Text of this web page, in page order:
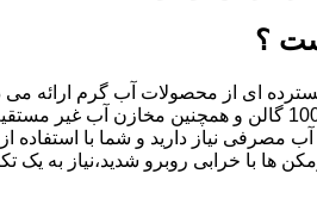
؟
ای از محصولات آب گرم ارائه می
مخازن آب مستقیم با ظرفیت 40 الی 100 گالن و
ها با خرابی روبرو شدید،نیاز به یک